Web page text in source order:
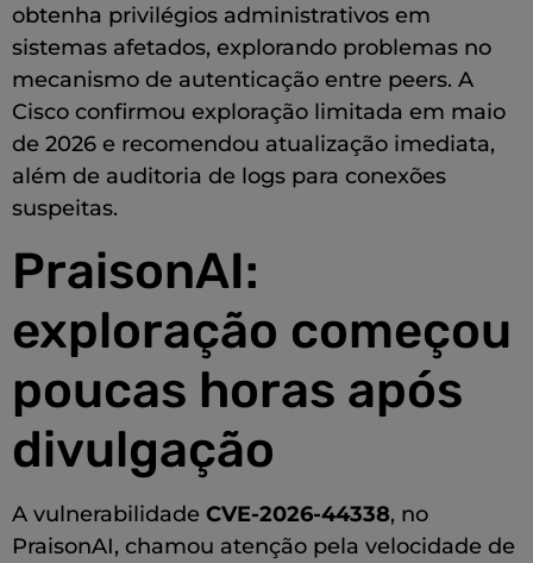
obtenha privilégios administrativos em
sistemas afetados, explorando problemas no
mecanismo de autenticação entre peers. A
Cisco confirmou exploração limitada em maio
de 2026 e recomendou atualização imediata,
além de auditoria de logs para conexões
suspeitas.
PraisonAI:
exploração começou
poucas horas após
divulgação
A vulnerabilidade CVE-2026-44338, no
PraisonAI, chamou atenção pela velocidade de